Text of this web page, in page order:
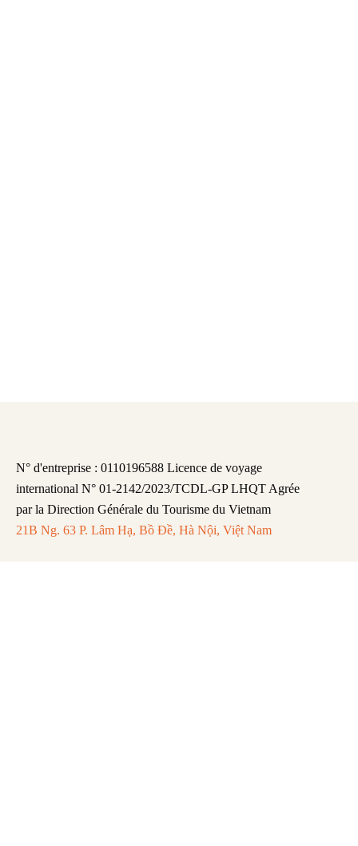
N° d'entreprise : 0110196588 Licence de voyage
international N° 01-2142/2023/TCDL-GP LHQT Agrée
par la Direction Générale du Tourisme du Vietnam
21B Ng. 63 P. Lâm Hạ, Bồ Đề, Hà Nội, Việt Nam